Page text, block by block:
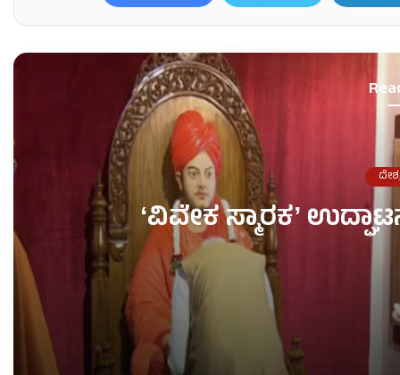
ʻವಿವೇಕ ಸ್ಮಾರಕʼ
ʻವಿವೇಕ ಸ್ಮಾರಕʼ ಉದ್ಘಾಟನೆ ಮಾಡಿದ ಪ್ರಧಾನಿ ಮೋದಿ!